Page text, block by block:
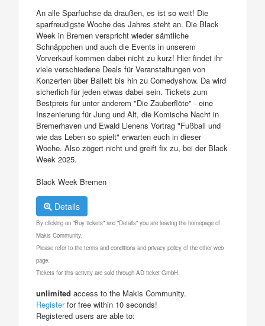
An alle Sparfüchse da draußen, es ist so weit! Die
sparfreudigste Woche des Jahres steht an. Die Black
Week in Bremen verspricht wieder sämtliche
Schnäppchen und auch die Events in unserem
Vorverkauf kommen dabei nicht zu kurz! Hier findet ihr
viele verschiedene Deals für Veranstaltungen von
Konzerten über Ballett bis hin zu Comedyshow. Da wird
sicherlich für jeden etwas dabei sein. Tickets zum
Bestpreis für unter anderem "Die Zauberflöte" - eine
Inszenierung für Jung und Alt, die Komische Nacht in
Bremerhaven und Ewald Lienens Vortrag "Fußball und
wie das Leben so spielt" erwarten euch in dieser
Woche. Also zögert nicht und greift fix zu, bei der Black
Week 2025.
Black Week Bremen
Details
By clicking on "Buy tickets" and "Details" you are leaving the homepage of
Makis Community.
Please refer to the terms and conditions and privacy policy of the other web
page.
Tickets for this activity are sold through AD ticket GmbH.
unlimited access to the Makis Community.
Registerfor free within 10 seconds!
Registered users are able to: